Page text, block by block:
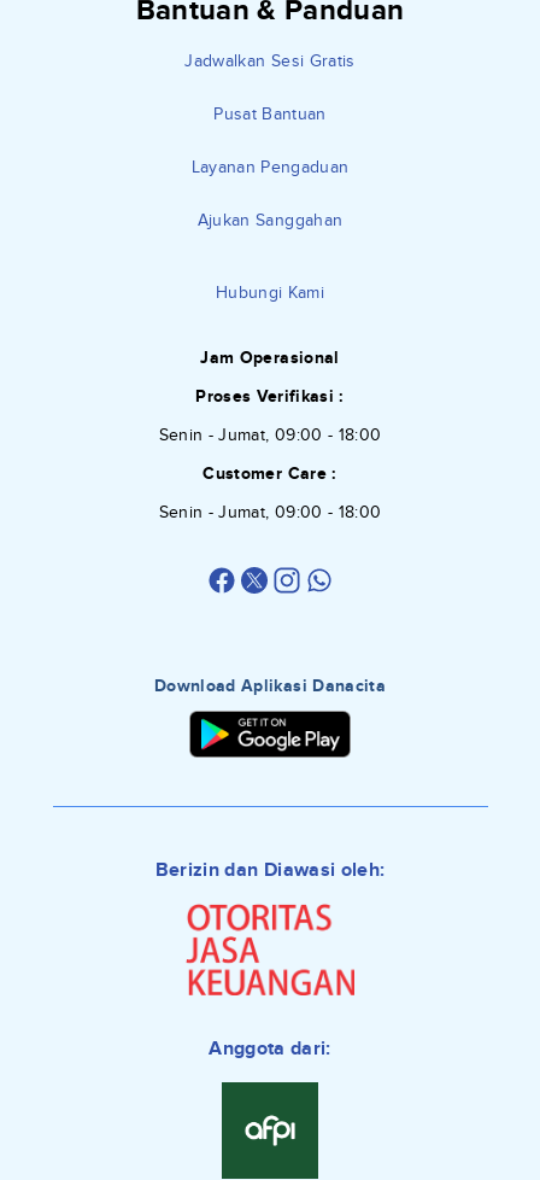
Bantuan & Panduan
Jadwalkan Sesi Gratis
Pusat Bantuan
Layanan Pengaduan
Ajukan Sanggahan
Hubungi Kami
Jam Operasional
Proses Verifikasi :
Senin - Jumat, 09:00 - 18:00
Customer Care :
Senin - Jumat, 09:00 - 18:00
Download Aplikasi Danacita
Berizin dan Diawasi oleh:
Anggota dari: